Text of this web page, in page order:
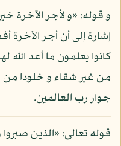
و قوله: «و لأجر الآخرة
إشارة إلى أن أجر الآخرة
كانوا يعلمون ما أعد
من غير شقاء و خلودا من
جوار رب العالمين.
قوله تعالى: «الذين